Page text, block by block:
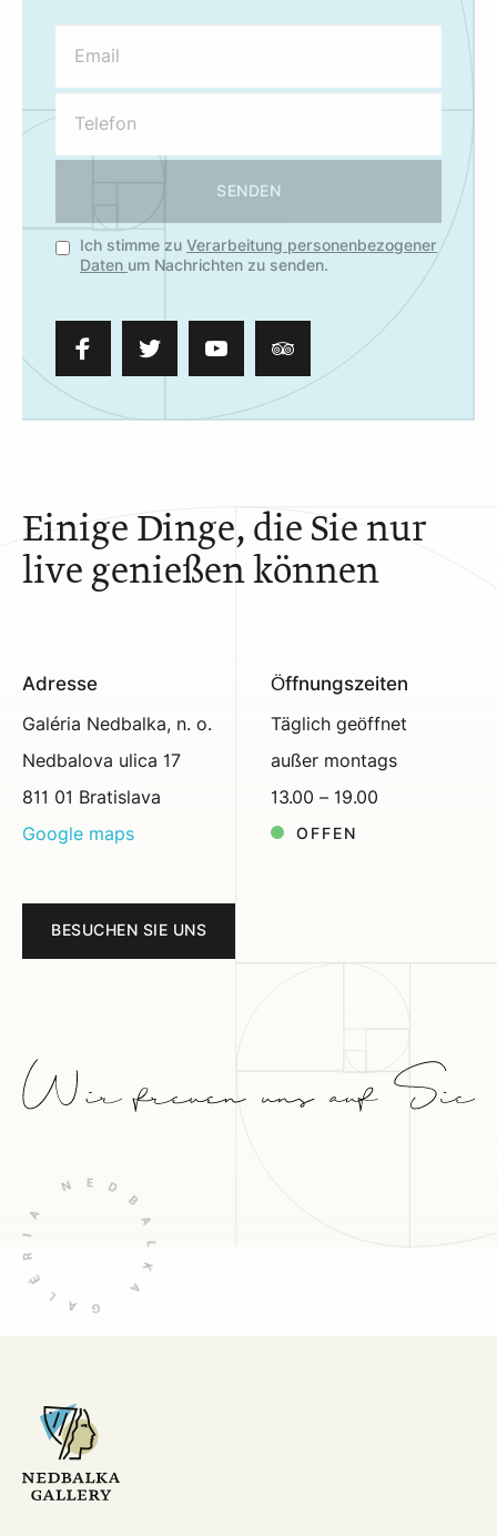
SENDEN
Ich stimme zuVerarbeitung personenbezogener
Daten um Nachrichten zu senden.
Einige Dinge, die Sie nur
live genießen können
Adresse
Galéria Nedbalka, n. o.
Nedbalova ulica 17
811 01 Bratislava
Google maps
Öffnungszeiten
Täglich geöffnet
außer montags
13.00 – 19.00
OFFEN
BESUCHEN SIE UNS